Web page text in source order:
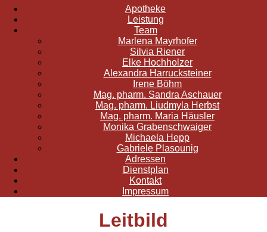
Apotheke
Leistung
Team
Marlena Mayrhofer
Silvia Riener
Elke Hochholzer
Alexandra Harrucksteiner
Irene Böhm
Mag. pharm. Sandra Aschauer
Mag. pharm. Liudmyla Herbst
Mag. pharm. Maria Häusler
Monika Grabenschwaiger
Michaela Hepp
Gabriele Plasounig
Adressen
Dienstplan
Kontakt
Impressum
Leitbild